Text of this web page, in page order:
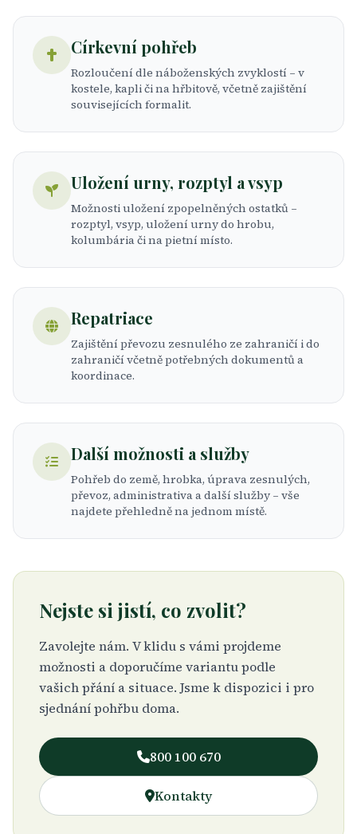
Církevní pohřeb
Rozloučení dle náboženských zvyklostí – v
kostele, kapli či na hřbitově, včetně zajištění
souvisejících formalit.
Uložení urny, rozptyl a vsyp
Možnosti uložení zpopelněných ostatků –
rozptyl, vsyp, uložení urny do hrobu,
kolumbária či na pietní místo.
Repatriace
Zajištění převozu zesnulého ze zahraničí i do
zahraničí včetně potřebných dokumentů a
koordinace.
Další možnosti a služby
Pohřeb do země, hrobka, úprava zesnulých,
převoz, administrativa a další služby – vše
najdete přehledně na jednom místě.
Nejste si jistí, co zvolit?
Zavolejte nám. V klidu s vámi projdeme
možnosti a doporučíme variantu podle
vašich přání a situace. Jsme k dispozici i pro
sjednání pohřbu doma.
800 100 670
Kontakty